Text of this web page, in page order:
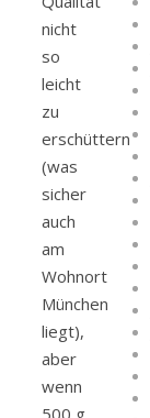
nicht
so
leicht
zu
erschüttern
(was
sicher
auch
am
Wohnort
München
liegt),
aber
wenn